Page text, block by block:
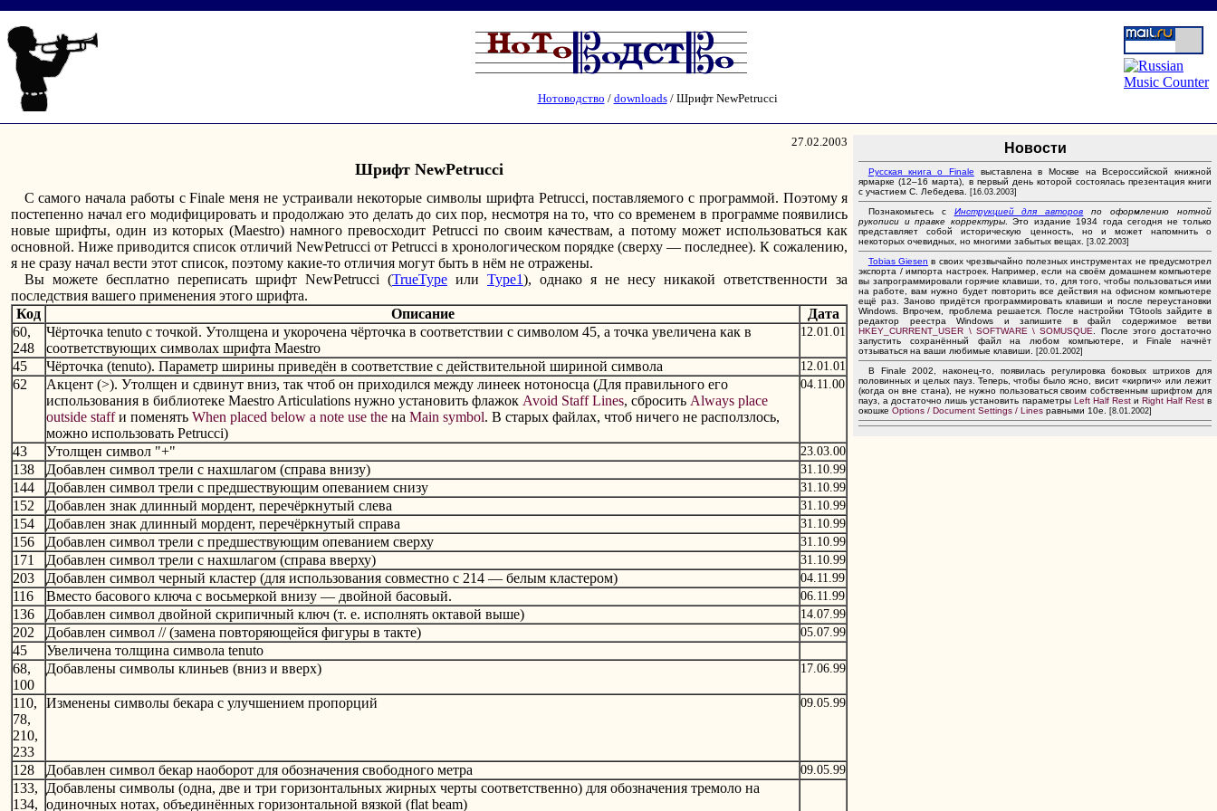
Нотоводство / downloads/ Шрифт NewPetrucci
Новости
Русская книгао Finale выставлена в Москве на Всероссийской книжной
ярмарке (12–16 марта), в первый день которой состоялась презентация книги
с участием С. Лебедева.[16.03.2003]
Познакомьтесь с Инструкцией для авторов по оформлению нотной
рукописи и правке корректуры. Это издание 1934 года сегодня не только
представляет собой историческую ценность, но и может напомнить о
некоторых очевидных, но многими забытых вещах.[3.02.2003]
Tobias Giesen в своих чрезвычайно полезных инструментах не предусмотрел
экспорта / импорта настроек. Например, если на своём домашнем компьютере
вы запрограммировали горячие клавиши, то, для того, чтобы пользоваться ими
на работе, вам нужно будет повторить все действия на офисном компьютере
ещё раз. Заново придётся программировать клавиши и после переустановки
Windows. Впрочем, проблема решается. После настройки TGtools зайдите в
редактор реестра Windows и запишите в файл содержимое ветви
HKEY_CURRENT_USER \ SOFTWARE \ SOMUSQUE
. После этого достаточно
запустить сохранённый файл на любом компьютере, и Finale начнёт
отзываться на ваши любимые клавиши.[20.01.2002]
В Finale 2002, наконец-то, появилась регулировка боковых штрихов для
половинных и целых пауз. Теперь, чтобы было ясно, висит «кирпич» или лежит
(когда он вне стана), не нужно пользоваться своим собственным шрифтом для
пауз, а достаточно лишь установить параметры Left Half Restи Right Half Restв
окошкеOptions / Document Settings / Lines равными 10e.[8.01.2002]
27.02.2003
Шрифт NewPetrucci
С самого начала работы с Finale меня не устраивали некоторые символы шрифта Petrucci, поставляемого с программой. Поэтому я
постепенно начал его модифицировать и продолжаю это делать до сих пор, несмотря на то, что со временем в программе появились
новые шрифты, один из которых (Maestro) намного превосходит Petrucci по своим качествам, а потому может использоваться как
основной. Ниже приводится список отличий NewPetrucci от Petrucci в хронологическом порядке (сверху — последнее). К сожалению,
я не сразу начал вести этот список, поэтому какие-то отличия могут быть в нём не отражены.
Вы можете бесплатно переписать шрифт NewPetrucci (TrueTypeили Type1), однако я не несу никакой ответственности за
последствия вашего применения этого шрифта.
Код
Описание
Дата
60,
248
Чёрточка tenuto с точкой. Утолщена и укорочена чёрточка в соответствии с символом 45, а точка увеличена как в
соответствующих символах шрифта Maestro
12.01.01
45 Чёрточка (tenuto). Параметр ширины приведён в соответствие с действительной шириной символа 12.01.01
62
Акцент (>). Утолщен и сдвинут вниз, так чтоб он приходился между линеек нотоносца (Для правильного его
использования в библиотеке Maestro Articulations нужно установить флажок Avoid Staff Lines, сбросить Always place
outside staffи поменять When placed below a note use the на Main symbol. В старых файлах, чтоб ничего не расползлось,
можно использовать Petrucci)
04.11.00
43 Утолщен символ "+" 23.03.00
138 Добавлен символ трели с нахшлагом (справа внизу) 31.10.99
144 Добавлен символ трели с предшествующим опеванием снизу 31.10.99
152 Добавлен знак длинный мордент, перечёркнутый слева 31.10.99
154 Добавлен знак длинный мордент, перечёркнутый справа 31.10.99
156 Добавлен символ трели с предшествующим опеванием сверху 31.10.99
171 Добавлен символ трели с нахшлагом (справа вверху) 31.10.99
203 Добавлен символ черный кластер (для использования совместно с 214 — белым кластером) 04.11.99
116 Вместо басового ключа с восьмеркой внизу — двойной басовый. 06.11.99
136 Добавлен символ двойной скрипичный ключ (т. е. исполнять октавой выше) 14.07.99
202 Добавлен символ // (замена повторяющейся фигуры в такте) 05.07.99
45
Увеличена толщина символа tenuto
68,
100
Добавлены символы клиньев (вниз и вверх) 17.06.99
110,
78,
210,
233
Изменены символы бекара с улучшением пропорций 09.05.99
128 Добавлен символ бекар наоборот для обозначения свободного метра 09.05.99
133,
134,
Добавлены символы (одна, две и три горизонтальных жирных черты соответственно) для обозначения тремоло на
одиночных нотах, объединённых горизонтальной вязкой (flat beam)